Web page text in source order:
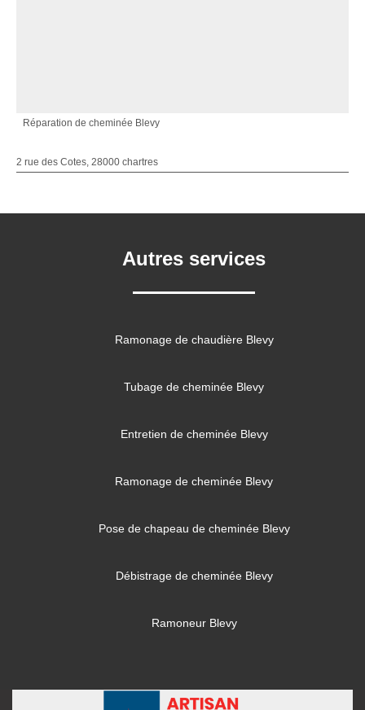
Réparation de cheminée Blevy
2 rue des Cotes, 28000 chartres
Autres services
Ramonage de chaudière Blevy
Tubage de cheminée Blevy
Entretien de cheminée Blevy
Ramonage de cheminée Blevy
Pose de chapeau de cheminée Blevy
Débistrage de cheminée Blevy
Ramoneur Blevy